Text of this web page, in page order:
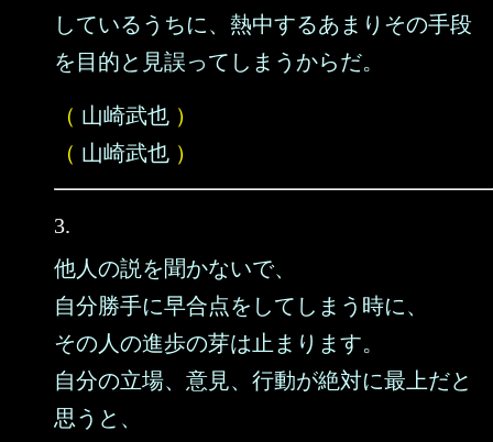
しているうちに、熱中するあまりその手段
を目的と見誤ってしまうからだ。
（ 山崎武也 ）
（ 山崎武也 ）
3.
他人の説を聞かないで、
自分勝手に早合点をしてしまう時に、
その人の進歩の芽は止まります。
自分の立場、意見、行動が絶対に最上だと
思うと、